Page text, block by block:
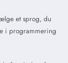
et sprog, du
i programmering